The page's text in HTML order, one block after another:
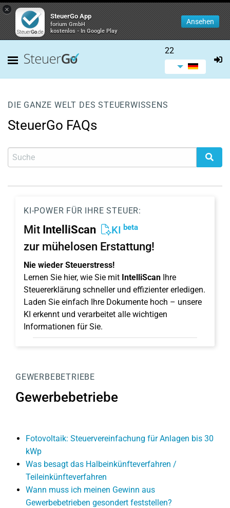
×
SteuerGo App
forium GmbH
kostenlos - In Google Play
Ansehen
22
DIE GANZE WELT DES STEUERWISSENS
SteuerGo FAQs
KI-POWER FÜR IHRE STEUER:
Mit IntelliScan KI beta
zur mühelosen Erstattung!
Nie wieder Steuerstress!
Lernen Sie hier, wie Sie mit IntelliScan Ihre
Steuererklärung schneller und effizienter erledigen.
Laden Sie einfach Ihre Dokumente hoch – unsere
KI erkennt und verarbeitet alle wichtigen
Informationen für Sie.
GEWERBEBETRIEBE
Gewerbebetriebe
Fotovoltaik: Steuervereinfachung für Anlagen bis 30
kWp
Was besagt das Halbeinkünfteverfahren /
Teileinkünfteverfahren
Wann muss ich meinen Gewinn aus
Gewerbebetrieben gesondert feststellen?